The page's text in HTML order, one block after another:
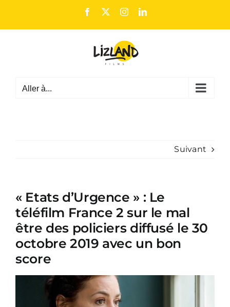
Facebook InstagramLinkedIn
Aller à...
Suivant
« Etats d’Urgence » : Le
téléfilm France 2 sur le mal
être des policiers diffusé le 30
octobre 2019 avec un bon
score